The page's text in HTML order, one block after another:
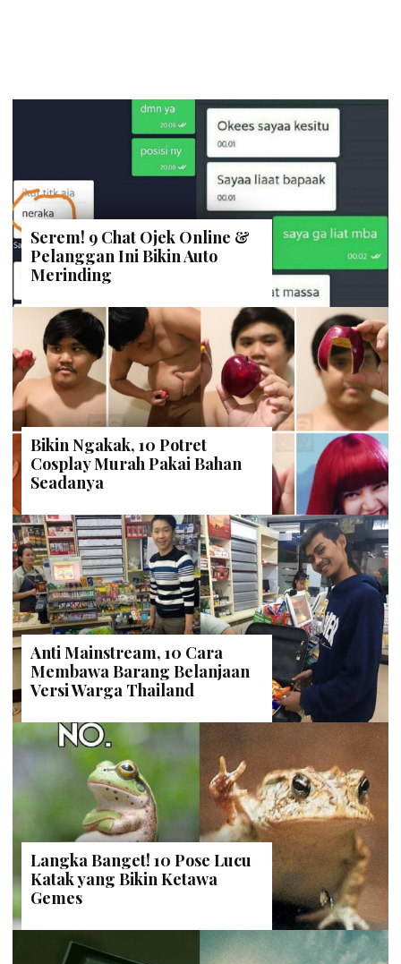
Serem! 9 Chat Ojek Online &
Pelanggan Ini Bikin Auto
Merinding
Bikin Ngakak, 10 Potret
Cosplay Murah Pakai Bahan
Seadanya
Anti Mainstream, 10 Cara
Membawa Barang Belanjaan
Versi Warga Thailand
Langka Banget! 10 Pose Lucu
Katak yang Bikin Ketawa
Gemes